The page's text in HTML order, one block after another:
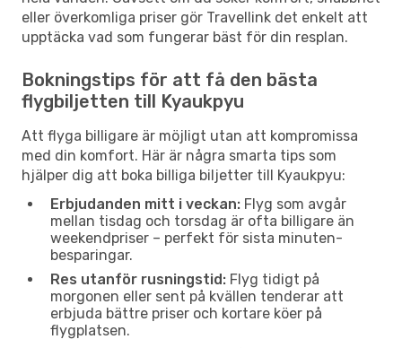
eller överkomliga priser gör Travellink det enkelt att
upptäcka vad som fungerar bäst för din resplan.
Bokningstips för att få den bästa
flygbiljetten till Kyaukpyu
Att flyga billigare är möjligt utan att kompromissa
med din komfort. Här är några smarta tips som
hjälper dig att boka billiga biljetter till Kyaukpyu:
Erbjudanden mitt i veckan: Flyg som avgår
mellan tisdag och torsdag är ofta billigare än
weekendpriser – perfekt för sista minuten-
besparingar.
Res utanför rusningstid: Flyg tidigt på
morgonen eller sent på kvällen tenderar att
erbjuda bättre priser och kortare köer på
flygplatsen.